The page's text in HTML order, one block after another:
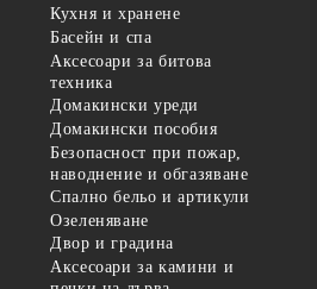
Кухня и хранене
Басейн и спа
Аксесоари за битова
техника
Домакински уреди
Домакински пособия
Безопасност при пожар,
наводнение и обгазяване
Спално бельо и артикули
Озеленяване
Двор и градина
Аксесоари за камини и